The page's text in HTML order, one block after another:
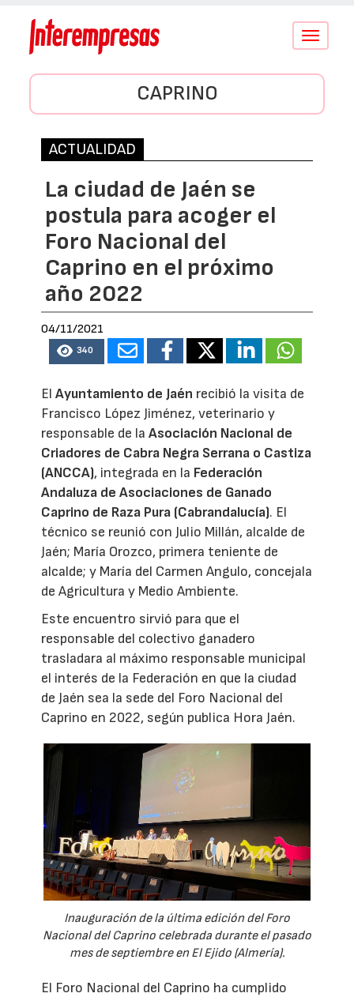
Conmutar
CAPRINO
ACTUALIDAD
La ciudad de Jaén se
postula para acoger el
Foro Nacional del
Caprino en el próximo
año 2022
04/11/2021
340
ElAyuntamiento de Jaén recibió la visita de
Francisco López Jiménez, veterinario y
responsable de laAsociación Nacional de
Criadores de Cabra Negra Serrana o Castiza
(ANCCA), integrada en la Federación
Andaluza de Asociaciones de Ganado
Caprino de Raza Pura (Cabrandalucía). El
técnico se reunió con Julio Millán, alcalde de
Jaén; María Orozco, primera teniente de
alcalde; y María del Carmen Angulo, concejala
de Agricultura y Medio Ambiente.
Este encuentro sirvió para que el
responsable del colectivo ganadero
trasladara al máximo responsable municipal
el interés de la Federación en que la ciudad
de Jaén sea la sede del Foro Nacional del
Caprino en 2022, según publica Hora Jaén.
Inauguración de la última edición del Foro
Nacional del Caprino celebrada durante el pasado
mes de septiembre en El Ejido (Almería).
El Foro Nacional del Caprino ha cumplido